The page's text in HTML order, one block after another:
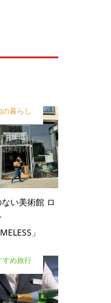
の暮らし
い美術館 ロ
」
すめ旅行